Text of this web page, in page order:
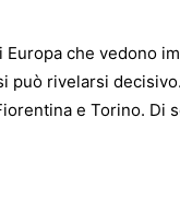
che vedono
può rivelarsi
e Torino. Di